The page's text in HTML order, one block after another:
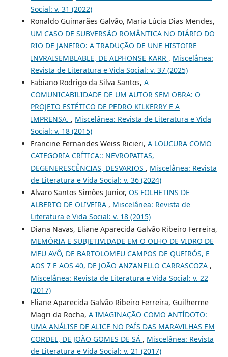
Social: v. 31 (2022)
Ronaldo Guimarães Galvão, Maria Lúcia Dias Mendes,
UM CASO DE SUBVERSÃO ROMÂNTICA NO DIÁRIO DO
RIO DE JANEIRO: A TRADUÇÃO DE UNE HISTOIRE
INVRAISEMBLABLE, DE ALPHONSE KARR , Miscelânea:
Revista de Literatura e Vida Social: v. 37 (2025)
Fabiano Rodrigo da Silva Santos, A
COMUNICABILIDADE DE UM AUTOR SEM OBRA: O
PROJETO ESTÉTICO DE PEDRO KILKERRY E A
IMPRENSA. , Miscelânea: Revista de Literatura e Vida
Social: v. 18 (2015)
Francine Fernandes Weiss Ricieri, A LOUCURA COMO
CATEGORIA CRÍTICA:: NEVROPATIAS,
DEGENERESCÊNCIAS, DESVARIOS , Miscelânea: Revista
de Literatura e Vida Social: v. 36 (2024)
Alvaro Santos Simões Junior, OS FOLHETINS DE
ALBERTO DE OLIVEIRA , Miscelânea: Revista de
Literatura e Vida Social: v. 18 (2015)
Diana Navas, Eliane Aparecida Galvão Ribeiro Ferreira,
MEMÓRIA E SUBJETIVIDADE EM O OLHO DE VIDRO DE
MEU AVÔ, DE BARTOLOMEU CAMPOS DE QUEIRÓS, E
AOS 7 E AOS 40, DE JOÃO ANZANELLO CARRASCOZA ,
Miscelânea: Revista de Literatura e Vida Social: v. 22
(2017)
Eliane Aparecida Galvão Ribeiro Ferreira, Guilherme
Magri da Rocha, A IMAGINAÇÃO COMO ANTÍDOTO:
UMA ANÁLISE DE ALICE NO PAÍS DAS MARAVILHAS EM
CORDEL, DE JOÃO GOMES DE SÁ , Miscelânea: Revista
de Literatura e Vida Social: v. 21 (2017)